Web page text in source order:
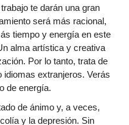
te darán una gran
será más racional,
tiempo y energía en este
alma artística y creativa
Por lo tanto, trata de
extranjeros. Verás
de energía.
de ánimo y, a veces,
y la depresión. Sin